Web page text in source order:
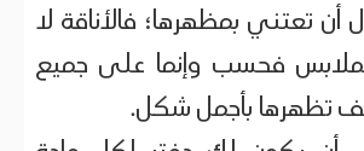
أن تعتني بمظهرها؛ فالأناقة لا
فحسب وإنما على جميع
تظهرها بأجمل شكل.